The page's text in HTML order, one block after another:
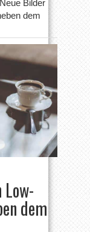
Neue Bilder
dem
dem